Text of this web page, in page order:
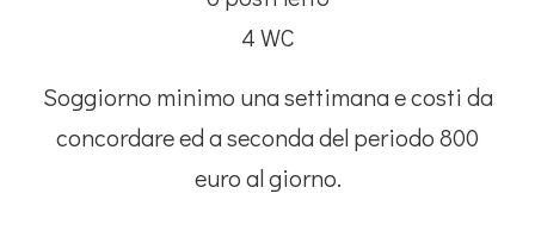
4 WC
Soggiorno minimo una settimana e costi da
concordare ed a seconda del periodo 800
euro al giorno.